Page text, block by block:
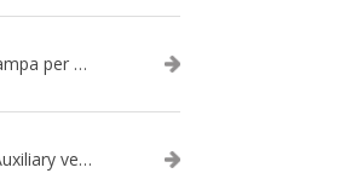
SPEAK TIPS | La rassegna stampa per migliorare l’inglese - aprile 2026
LANGUAGE FOCUS | Modal Auxiliary verbs in the past